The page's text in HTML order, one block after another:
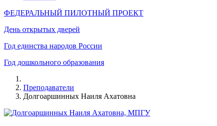
ФЕДЕРАЛЬНЫЙ ПИЛОТНЫЙ ПРОЕКТ
День открытых дверей
Год единства народов России
Год дошкольного образования
Преподаватели
Долгоаршинных Наиля Ахатовна